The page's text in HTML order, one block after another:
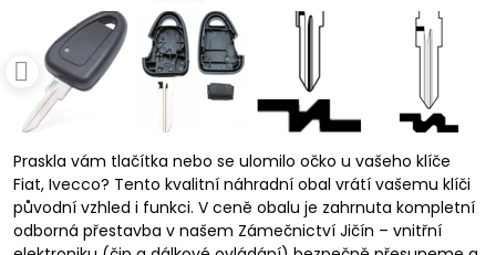
Praskla vám tlačítka nebo se ulomilo očko u vašeho klíče
Fiat, Ivecco? Tento kvalitní náhradní obal vrátí vašemu klíči
původní vzhled i funkci. V ceně obalu je zahrnuta kompletní
odborná přestavba v našem Zámečnictví Jičín – vnitřní